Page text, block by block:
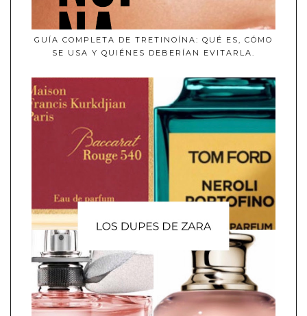
GUÍA COMPLETA DE TRETINOÍNA: QUÉ ES, CÓMO
SE USA Y QUIÉNES DEBERÍAN EVITARLA.